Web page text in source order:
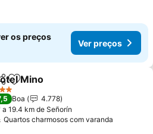
os preços
Ver preços
Adicionar aos favoritos
Mino
Boa
4.778
a 19.4 km de Señorín
Quartos charmosos com varanda